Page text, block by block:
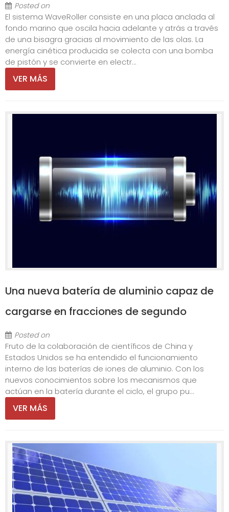
Posted on
El sistema WaveRoller consiste en una placa anclada al
fondo marino que oscila hacia adelante y atrás a través
de una bisagra gracias al movimiento de las olas. La
energía cinética producida se colecta con una bomba
de pistón y se convierte en electr...
VER MÁS
Una nueva batería de aluminio capaz de
cargarse en fracciones de segundo
Posted on
Fruto de la colaboración de científicos de China y
Estados Unidos se ha entendido el funcionamiento
interno de las baterías de iones de aluminio. Con los
nuevos conocimientos sobre los mecanismos que
actúan en la batería durante el ciclo, el grupo pu...
VER MÁS